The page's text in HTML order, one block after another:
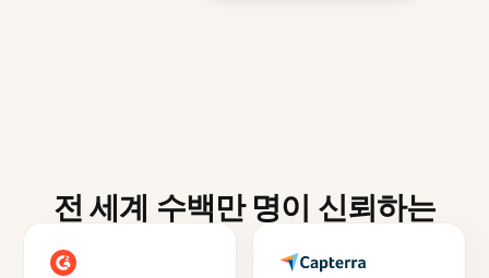
전 세계 수백만 명이 신뢰하는